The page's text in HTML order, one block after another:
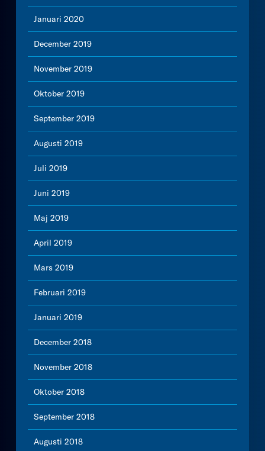
Januari 2020
December 2019
November 2019
Oktober 2019
September 2019
Augusti 2019
Juli 2019
Juni 2019
Maj 2019
April 2019
Mars 2019
Februari 2019
Januari 2019
December 2018
November 2018
Oktober 2018
September 2018
Augusti 2018